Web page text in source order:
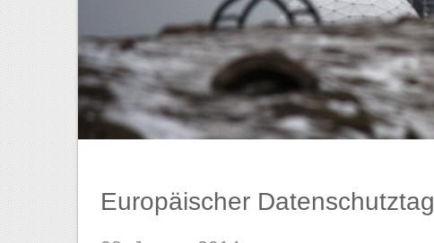
Europäischer Datenschutztag